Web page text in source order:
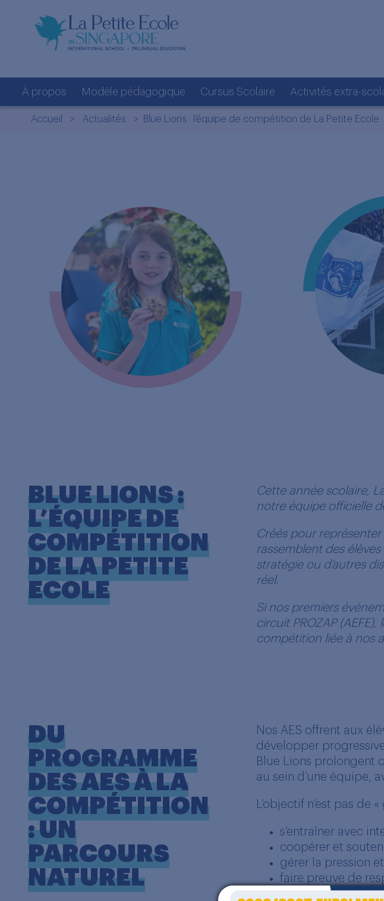
À propos Modèle pédagogique Cursus Scolaire Activités extra-
Accueil > Actualités > Blue Lions : l’équipe de compétition de La Petite Ecole
BLUE LIONS :
L’ÉQUIPE DE
COMPÉTITION
DE LA PETITE
ECOLE
Cette année scolaire,
notre équipe officielle
Créés pour représenter
rassemblent des
stratégie ou d’autres
réel.
Si nos premiers
circuit PROZAP
compétition liée à nos
DU
PROGRAMME
DES AES À LA
COMPÉTITION
: UN
PARCOURS
NATUREL
Nos AES offrent aux
développer
Blue Lions prolongent
au sein d’une équipe,
L’objectif n’est pas de
s’entraîner avec
coopérer et
gérer la pression
faire preuve de
grandir à travers